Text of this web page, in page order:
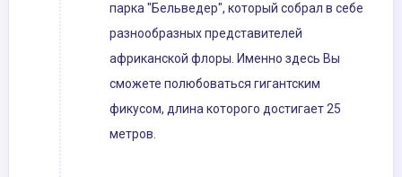
парка "Бельведер", который собрал в себе
разнообразных представителей
африканской флоры. Именно здесь Вы
сможете полюбоваться гигантским
фикусом, длина которого достигает 25
метров.